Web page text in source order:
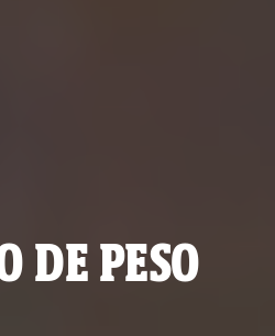
DE PESO